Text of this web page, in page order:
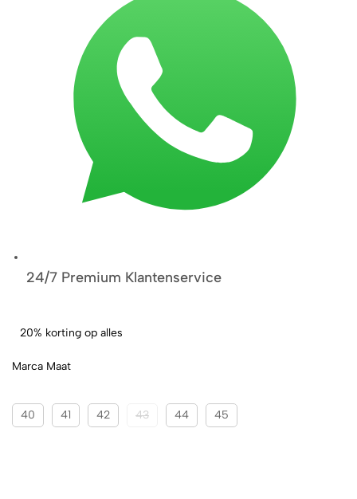
24/7 Premium Klantenservice
20% korting op alles
Marca Maat
40 41 42 43 44 45